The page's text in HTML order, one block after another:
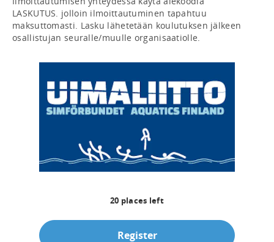
LASKUTUS. jolloin ilmoittautuminen tapahtuu
maksuttomasti. Lasku lähetetään koulutuksen jälkeen
20 places left
Register